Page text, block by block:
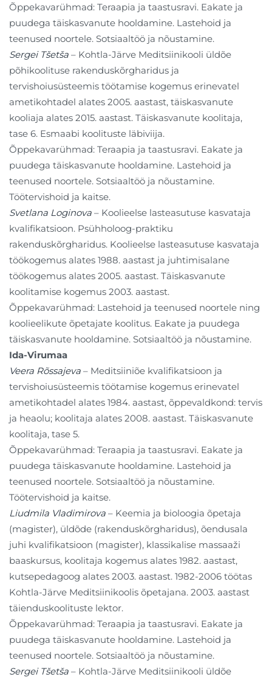
Õppekavarühmad: Teraapia ja taastusravi. Eakate ja
puudega täiskasvanute hooldamine. Lastehoid ja
teenused noortele. Sotsiaaltöö ja nõustamine.
Sergei Tšetša – Kohtla-Järve Meditsiinikooli üldõe
põhikoolituse rakenduskõrgharidus ja
tervishoiusüsteemis töötamise kogemus erinevatel
ametikohtadel alates 2005. aastast, täiskasvanute
kooliaja alates 2015. aastast. Täiskasvanute koolitaja,
tase 6. Esmaabi koolituste läbiviija.
Õppekavarühmad: Teraapia ja taastusravi. Eakate ja
puudega täiskasvanute hooldamine. Lastehoid ja
teenused noortele. Sotsiaaltöö ja nõustamine.
Töötervishoid ja kaitse.
Svetlana Loginova – Koolieelse lasteasutuse kasvataja
kvalifikatsioon. Psühholoog-praktiku
rakenduskõrgharidus. Koolieelse lasteasutuse kasvataja
töökogemus alates 1988. aastast ja juhtimisalane
töökogemus alates 2005. aastast. Täiskasvanute
koolitamise kogemus 2003. aastast.
Õppekavarühmad: Lastehoid ja teenused noortele ning
koolieelikute õpetajate koolitus. Eakate ja puudega
täiskasvanute hooldamine. Sotsiaaltöö ja nõustamine.
Ida-Virumaa
Veera Rõssajeva – Meditsiiniõe kvalifikatsioon ja
tervishoiusüsteemis töötamise kogemus erinevatel
ametikohtadel alates 1984. aastast, õppevaldkond: tervis
ja heaolu; koolitaja alates 2008. aastast. Täiskasvanute
koolitaja, tase 5.
Õppekavarühmad: Teraapia ja taastusravi. Eakate ja
puudega täiskasvanute hooldamine. Lastehoid ja
teenused noortele. Sotsiaaltöö ja nõustamine.
Töötervishoid ja kaitse.
Liudmila Vladimirova – Keemia ja bioloogia õpetaja
(magister), üldõde (rakenduskõrgharidus), õendusala
juhi kvalifikatsioon (magister), klassikalise massaaži
baaskursus, koolitaja kogemus alates 1982. aastast,
kutsepedagoog alates 2003. aastast. 1982-2006 töötas
Kohtla-Järve Meditsiinikoolis õpetajana. 2003. aastast
täienduskoolituste lektor.
Õppekavarühmad: Teraapia ja taastusravi. Eakate ja
puudega täiskasvanute hooldamine. Lastehoid ja
teenused noortele. Sotsiaaltöö ja nõustamine.
Sergei Tšetša – Kohtla-Järve Meditsiinikooli üldõe